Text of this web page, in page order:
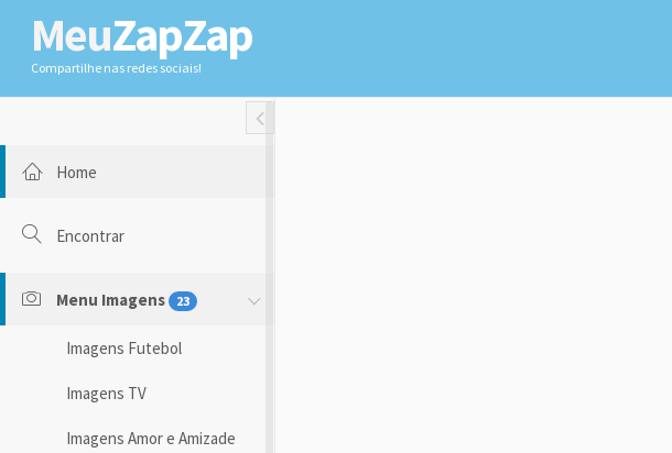
MeuZapZap
Compartilhe nas redes sociais!
Toggle Fullwidth
Home
Encontrar
Menu Imagens 23
Imagens Futebol
Imagens TV
Imagens Amor e Amizade